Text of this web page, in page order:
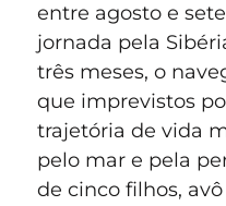
entre agosto e
jornada pela
três meses, o
que imprevistos
trajetória de vida
pelo mar e pela
de cinco filhos,